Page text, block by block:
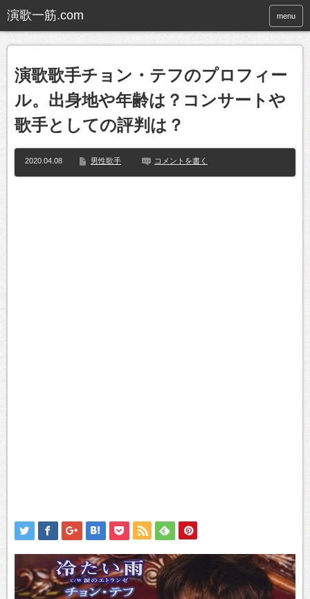
menu
演歌歌手チョン・テフのプロフィー
ル。出身地や年齢は？コンサートや
歌手としての評判は？
2020.04.08 男性歌手 コメントを書く